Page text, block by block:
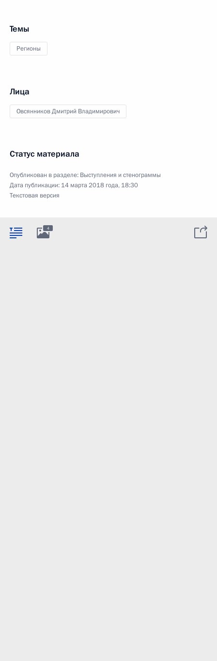
Темы
Регионы
Лица
Овсянников Дмитрий Владимирович
Статус материала
Опубликован в разделе: Выступления и стенограммы
Дата публикации: 14 марта 2018 года, 18:30
Текстовая версия
4